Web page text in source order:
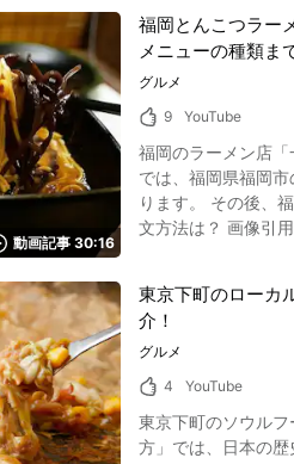
中華のたれの作り
ベースにすることも。練りごまを使
紹介しました。冷やし中華のた
ん、欧米でも人気の
具材を美しく盛り
中華」もぜひ参考にしてみてくださいね。 冷やし中華は、具材やた
試して、オリジナ
せて頂きましたが
に購入してみるのもまた風情があって良いもの
世界の名物にも数
ることが出来ます。 「とうふ屋うかい」は動画で紹介した東京芝店の他に、川崎の「とうふ屋うかい 鷺沼店」、東京八王子の「とうふ屋うかい
大和田店」がござまいます。 また、うかいグループは他にも、「うかい鳥山」「うかい竹亭」「銀
「ル・プーレ ブラッス
情残る数寄屋造り
際には、ぜひ予約をして訪れてみて下さい。 ◆東京 芝とうふ
江戸線赤羽橋駅赤
ージ】東京・芝公園 とうふ
うかい） https://
いなるものがあり
新鮮な捌き立ての
メとして海外でも注目されています。 ぜひ新鮮な「烏賊（いか）」を手に入
う。 作り方は動画でチェックできます。職人による熟練した神業が必要ですが、何でも慣れが必要です。新鮮なお刺身を食べたい人は挑戦してみ
てくださいね。 烏賊（いか）の活造り紹介まとめ 和食定番のグルメ「烏賊（いか）」の活造りについて紹介しました。 神業とも思える捌き方
は、熟練の技が必要で
で、和食グルメ「
動画記事 30:16
福岡とんこつラー
メニューの種類ま
グルメ
9
YouTube
福岡のラーメン店
では、福岡県福岡市の人気ラーメン店一蘭
ります。 その後、福岡県
文方法は？ 画像引用 :YouTube screenshot 動画の0:26からご覧になれるように、ラーメン一蘭では食券の券売機で注文ができます。 一蘭のラー
安心です。 動画でも1:01よりオーダー
screenshot 一蘭は、ラーメンの真ん中に唐辛子ベースの赤いタレを浮かせるラーメンの元祖として知られます。 動画の2:24からご覧になれるカ
ウンター席を仕切
り、麺のための湧き水
と、あえて豚骨を使わない「
られる？ 画像引用 :YouTube screenshot 一蘭は本社総本店や一号店の那の川店など福岡市内に多くの店舗を構えるほか、仙台や札幌、大阪、新
宿の駅近エリアに
東京下町のローカ
介！
グルメ
4
YouTube
東京下町のソウル
方」では、日本の歴史ある東